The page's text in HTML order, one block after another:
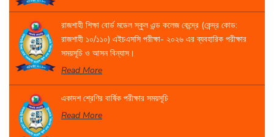
রাজশাহী শিক্ষা বোর্ড মডেল স্কুল এন্ড কলেজ কেন্দ্রে (কেন্দ্র কোড:
রাজশাহী ১০/১১০) এইচএসসি পরীক্ষা- ২০২৬ এর ব্যবহারিক পরীক্ষার
সময়সূচি ও আসন বিন্যাস।
Read More
একাদশ শ্রেণির বার্ষিক পরীক্ষার সময়সূচি
Read More